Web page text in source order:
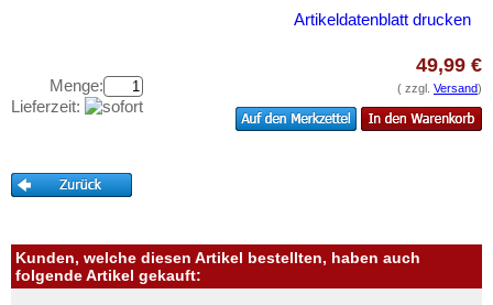
Malaya
Malaya & Britisch Borneo
Malediven
Myanmar
Kataloge
Aufbewahrung
Ihre Bewertungen
Informationen
Artikeldatenblatt drucken
Menge:
Lieferzeit:
49,99 €
( zzgl. Versand)
Kunden, welche diesen Artikel bestellten, haben auch
folgende Artikel gekauft: